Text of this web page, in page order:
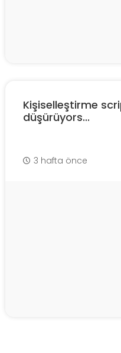
Kişiselleştirme
düşürüyors...
3 hafta önce